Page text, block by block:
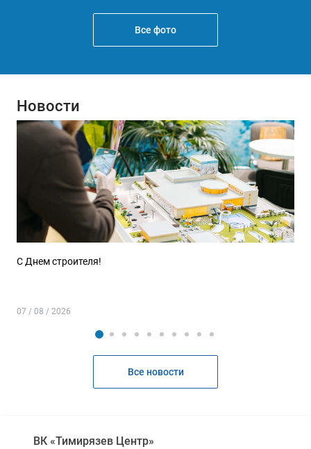
Все фото
Новости
С Днем строителя!
07 / 08 / 2026
Все новости
ВК «Тимирязев Центр»